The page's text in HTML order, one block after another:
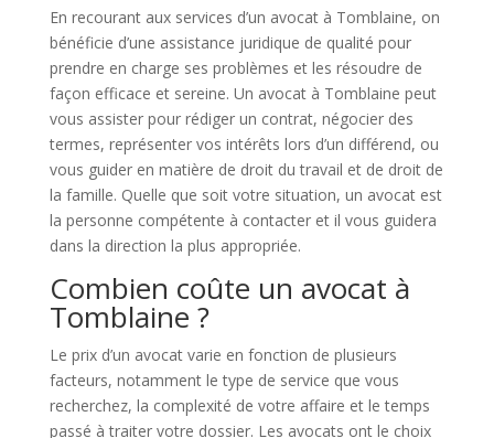
En recourant aux services d’un avocat à Tomblaine, on
bénéficie d’une assistance juridique de qualité pour
prendre en charge ses problèmes et les résoudre de
façon efficace et sereine. Un avocat à Tomblaine peut
vous assister pour rédiger un contrat, négocier des
termes, représenter vos intérêts lors d’un différend, ou
vous guider en matière de droit du travail et de droit de
la famille. Quelle que soit votre situation, un avocat est
la personne compétente à contacter et il vous guidera
dans la direction la plus appropriée.
Combien coûte un avocat à
Tomblaine ?
Le prix d’un avocat varie en fonction de plusieurs
facteurs, notamment le type de service que vous
recherchez, la complexité de votre affaire et le temps
passé à traiter votre dossier. Les avocats ont le choix